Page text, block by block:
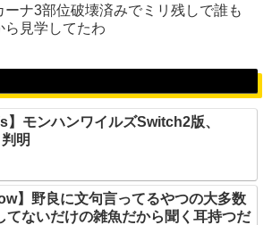
ーナ3部位破壊済みでミリ残しで誰も
ら見学してたわ
】モンハンワイルズSwitch2版、
明
】野良に文句言ってるやつの大多数
てないだけの雑魚だから聞く耳持つだ